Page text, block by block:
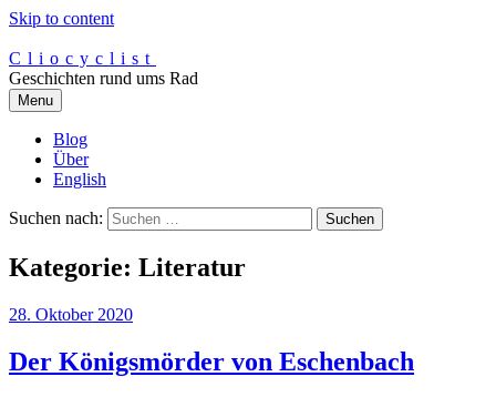
Skip to content
Cliocyclist
Geschichten rund ums Rad
Menu
Blog
Über
English
Suchen nach:
Kategorie: Literatur
28. Oktober 2020
Der Königsmörder von Eschenbach